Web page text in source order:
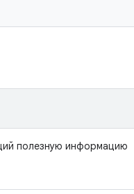
полезную информацию